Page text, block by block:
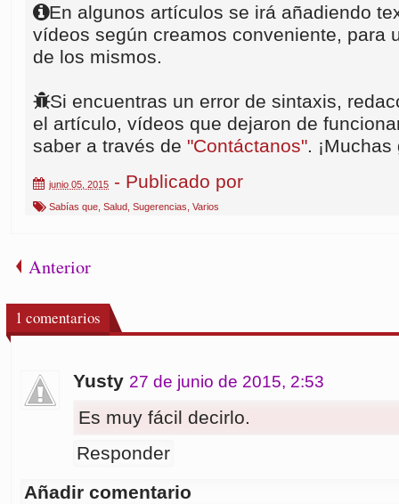
En algunos artículos se irá añadiendo
vídeos según creamos conveniente, para
de los mismos.
Si encuentras un error de sintaxis,
el artículo, vídeos que dejaron de
saber a través de "Contáctanos".
junio 05, 2015 - Publicado por
Sabías que Salud Sugerencias Varios
Anterior
1 comentarios
Yusty 27 de junio de 2015, 2:53
Es muy fácil decirlo.
Responder
Añadir comentario